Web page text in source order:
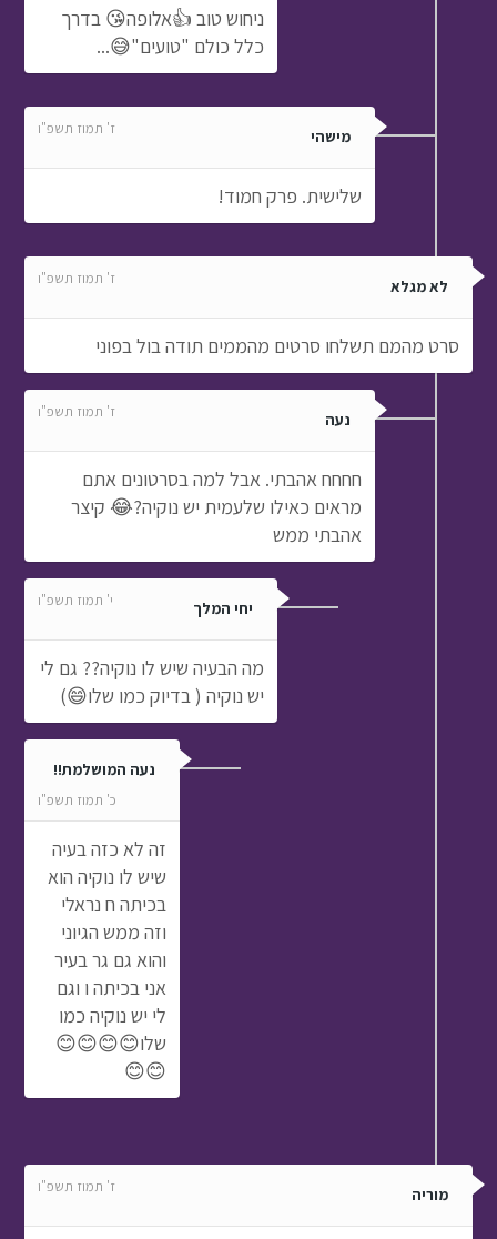
ניחוש טוב 👍אלופה😘 בדרך
כלל כולם "טועים"😅...
מישהי ז' תמוז תשפ"ו
שלישית. פרק חמוד!
לא מגלא ז' תמוז תשפ"ו
סרט מהמם תשלחו סרטים מהממים תודה בול בפוני
נעה ז' תמוז תשפ"ו
חחחח אהבתי. אבל למה בסרטונים אתם
מראים כאילו שלעמית יש נוקיה?😂 קיצר
אהבתי ממש
יחי המלך י' תמוז תשפ"ו
מה הבעיה שיש לו נוקיה?? גם לי
יש נוקיה ( בדיוק כמו שלו😄)
נעה המושלמת!!
כ' תמוז תשפ"ו
זה לא כזה בעיה
שיש לו נוקיה הוא
בכיתה ח נראלי
וזה ממש הגיוני
והוא גם גר בעיר
אני בכיתה ו וגם
לי יש נוקיה כמו
שלו😊😊😊😊
😊😊
מוריה ז' תמוז תשפ"ו